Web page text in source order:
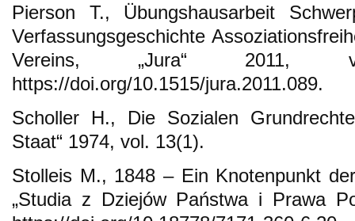
Pierson T., Übungshausarbeit
Verfassungsgeschichte
Vereins, „Jura“ 2011,
https://doi.org/10.1515/jura.2011.089.
Scholler H., Die Sozialen
Staat“ 1974, vol. 13(1).
Stolleis M., 1848 – Ein Knotenpunkt
„Studia z Dziejów Państwa i Prawa